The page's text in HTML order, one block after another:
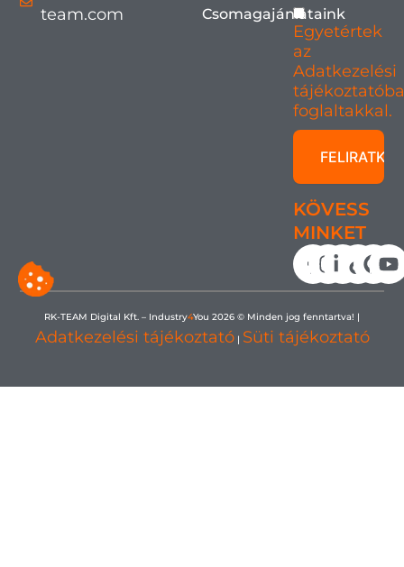
team.com
Csomagajánlataink
Egyetértek
az
Adatkezelési
foglaltakkal.
KÖVESS
MINKET
RK-TEAM Digital Kft. – Industry4You 2026 © Minden jog fenntartva! |
Adatkezelési tájékoztató| Süti tájékoztató